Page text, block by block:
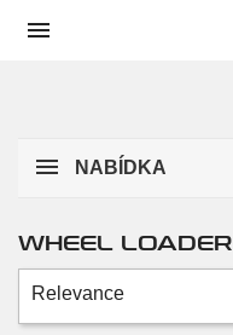

NABÍDKA
WHEEL LOADER
Relevance